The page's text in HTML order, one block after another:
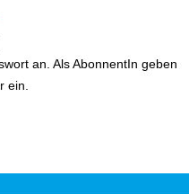
an. Als AbonnentIn geben
ein.